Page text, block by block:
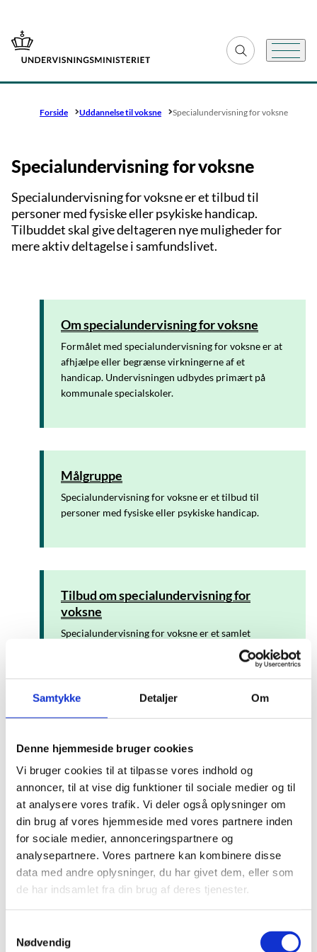
Samtykke Detaljer Om
Denne hjemmeside bruger cookies
Vi bruger cookies til at tilpasse vores indhold og
annoncer, til at vise dig funktioner til sociale medier og til
at analysere vores trafik. Vi deler også oplysninger om
din brug af vores hjemmeside med vores partnere inden
for sociale medier, annonceringspartnere og
analysepartnere. Vores partnere kan kombinere disse
data med andre oplysninger, du har givet dem, eller som
de har indsamlet fra din brug af deres tjenester.
Nødvendig
Gå til forsiden Fold søgefelt ud
Menu
Forside Uddannelse til voksne Specialundervisning for voksne
Specialundervisning for voksne
Specialundervisning for voksne er et tilbud til
personer med fysiske eller psykiske handicap.
Tilbuddet skal give deltageren nye muligheder for
mere aktiv deltagelse i samfundslivet.
Om specialundervisning for voksne
Formålet med specialundervisning for voksne er at
afhjælpe eller begrænse virkningerne af et
handicap. Undervisningen udbydes primært på
kommunale specialskoler.
Målgruppe
Specialundervisning for voksne er et tilbud til
personer med fysiske eller psykiske handicap.
Tilbud om specialundervisning for
voksne
Specialundervisning for voksne er et samlet
handicapkompenserende sigte. Kommunen afgør,
om du kan få tilbudt specialundervisning.
Tilbud om specialundervisning og tilhørende
strategier og metoder tilrettelægges individuelt.
Ansvar og aktører